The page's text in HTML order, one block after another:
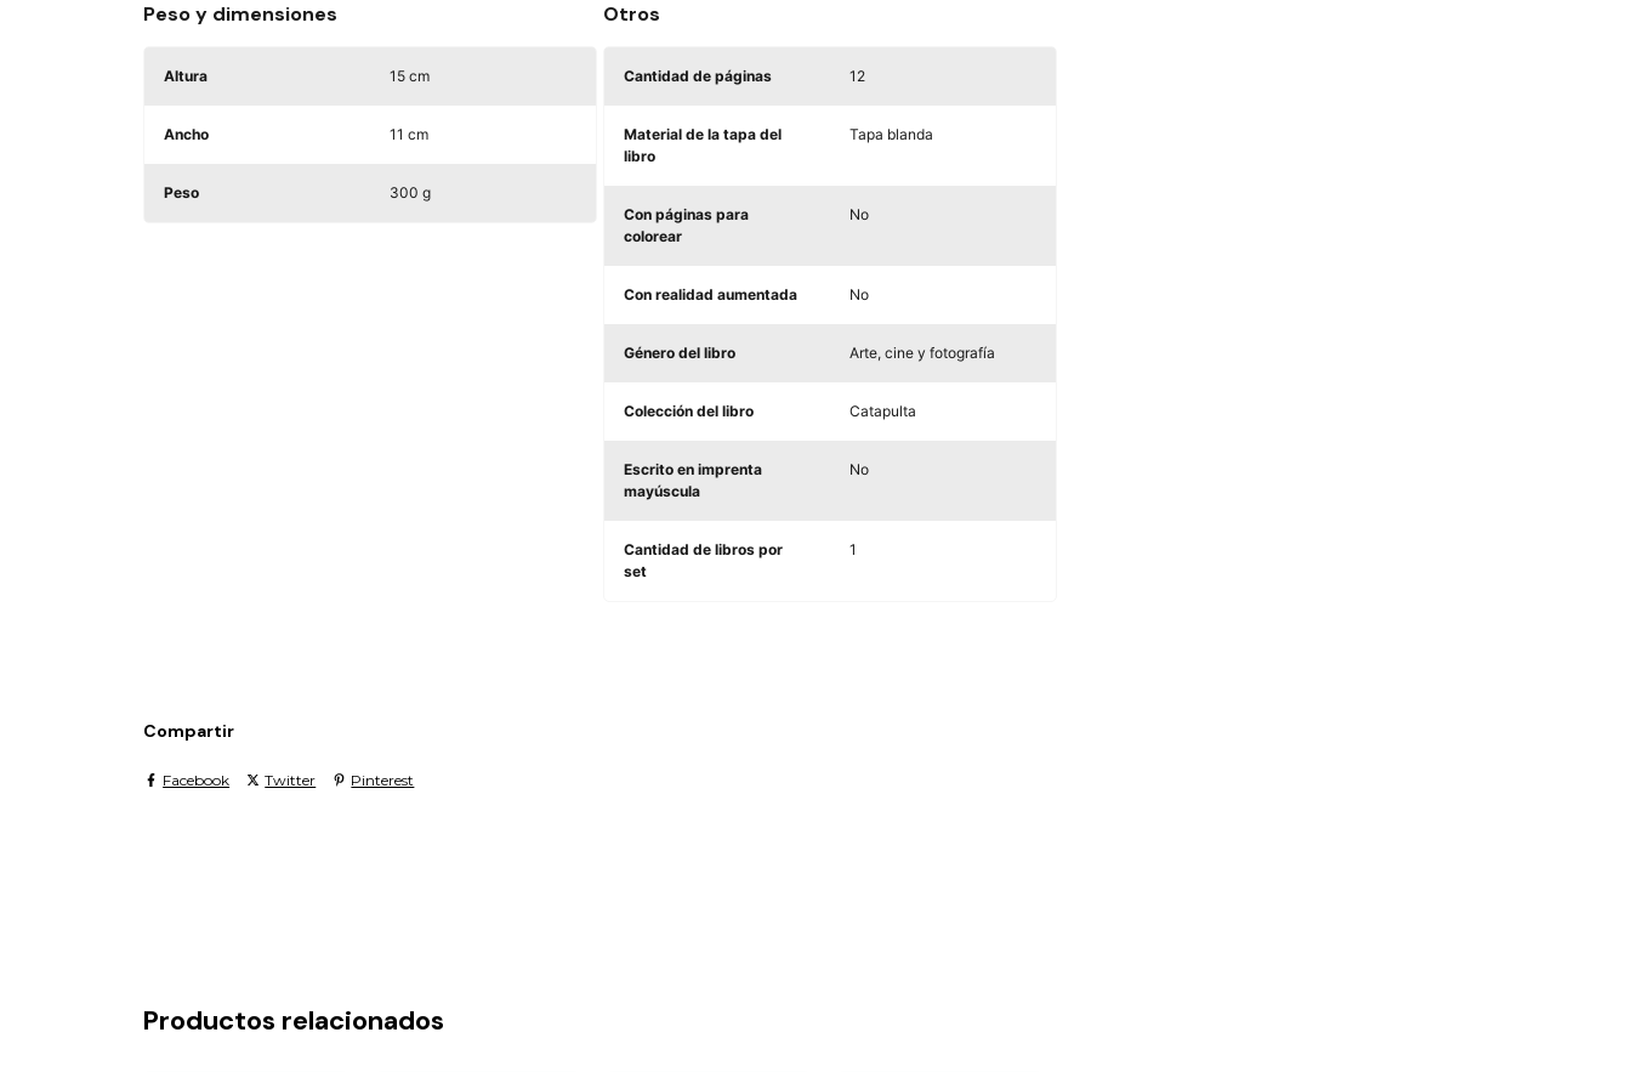
Peso y dimensiones
Altura 15 cm
Ancho 11 cm
Peso 300 g
Otros
Cantidad de páginas 12
Material de la tapa del
libro
Tapa blanda
Con páginas para
colorear
No
Con realidad aumentada No
Género del libro Arte, cine y fotografía
Colección del libro Catapulta
Escrito en imprenta
mayúscula
No
Cantidad de libros por
set
1
Compartir
Facebook Twitter Pinterest
Productos relacionados